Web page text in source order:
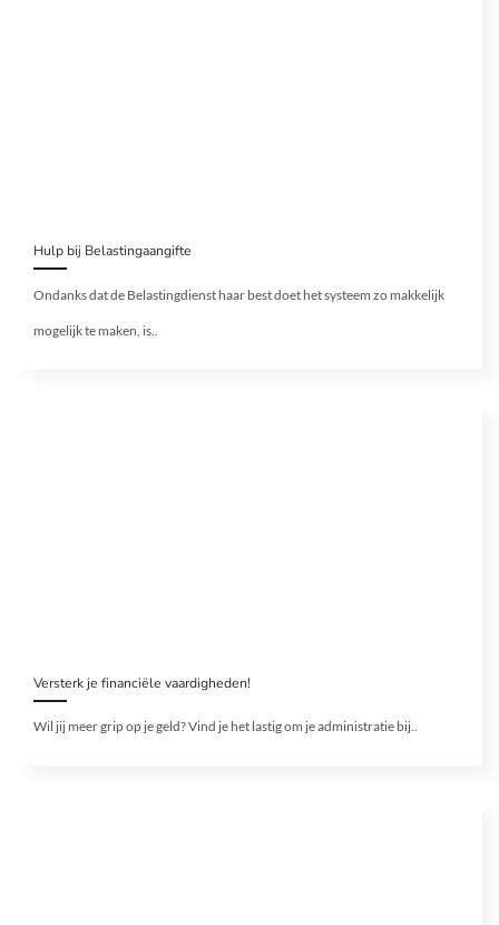
Hulp bij Belastingaangifte
Ondanks dat de Belastingdienst haar best doet het systeem zo makkelijk
mogelijk te maken, is..
Versterk je financiële vaardigheden!
Wil jij meer grip op je geld? Vind je het lastig om je administratie bij..